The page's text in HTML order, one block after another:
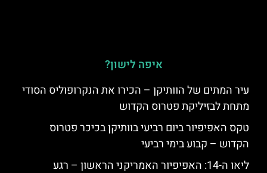
איפה לישון?
עיר המתים של הוותיקן – הכירו את הנקרופוליס הסודי
מתחת לבזיליקת פטרוס הקדוש
טקס האפיפיור ביום רביעי בוותיקן בכיכר פטרוס
הקדוש – קבוע בימי רביעי
ליאו ה-14: האפיפיור האמריקני הראשון – רגע